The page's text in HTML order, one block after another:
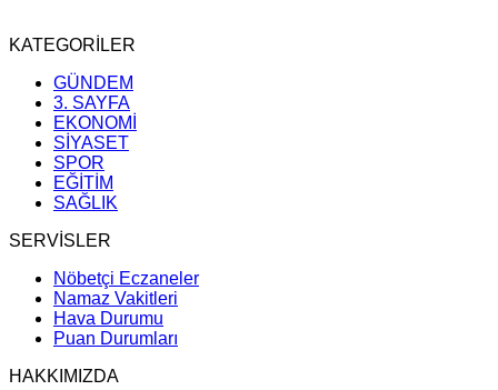
KATEGORİLER
GÜNDEM
3. SAYFA
EKONOMİ
SİYASET
SPOR
EĞİTİM
SAĞLIK
SERVİSLER
Nöbetçi Eczaneler
Namaz Vakitleri
Hava Durumu
Puan Durumları
HAKKIMIZDA